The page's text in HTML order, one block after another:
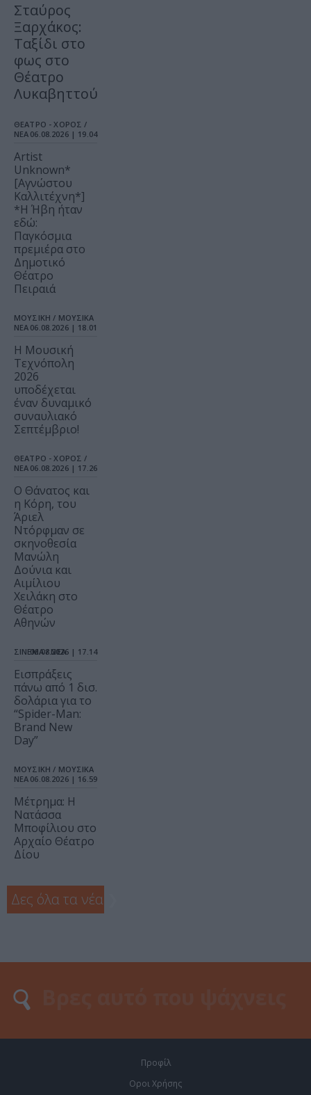
Σταύρος
Ξαρχάκος:
Ταξίδι στο
φως στο
Θέατρο
Λυκαβηττού
ΘΕΑΤΡΟ - ΧΟΡΟΣ /
ΝΕΑ 06.08.2026 | 19.04
Artist
Unknown*
[Αγνώστου
Καλλιτέχνη*]
*Η Ήβη ήταν
εδώ:
Παγκόσμια
πρεμιέρα στο
Δημοτικό
Θέατρο
Πειραιά
ΜΟΥΣΙΚΗ / ΜΟΥΣΙΚΑ
ΝΕΑ 06.08.2026 | 18.01
Η Μουσική
Τεχνόπολη
2026
υποδέχεται
έναν δυναμικό
συναυλιακό
Σεπτέμβριο!
ΘΕΑΤΡΟ - ΧΟΡΟΣ /
ΝΕΑ 06.08.2026 | 17.26
Ο Θάνατος και
η Κόρη, του
Άριελ
Ντόρφμαν σε
σκηνοθεσία
Μανώλη
Δούνια και
Αιμίλιου
Χειλάκη στο
Θέατρο
Αθηνών
ΣΙΝΕΜΑ / ΝΕΑ
06.08.2026 | 17.14
Εισπράξεις
πάνω από 1 δισ.
δολάρια για το
“Spider-Man:
Brand New
Day”
ΜΟΥΣΙΚΗ / ΜΟΥΣΙΚΑ
ΝΕΑ 06.08.2026 | 16.59
Μέτρημα: Η
Νατάσσα
Μποφίλιου στο
Αρχαίο Θέατρο
Δίου
Δες όλα τα νέα
Προφίλ
Οροι Χρήσης